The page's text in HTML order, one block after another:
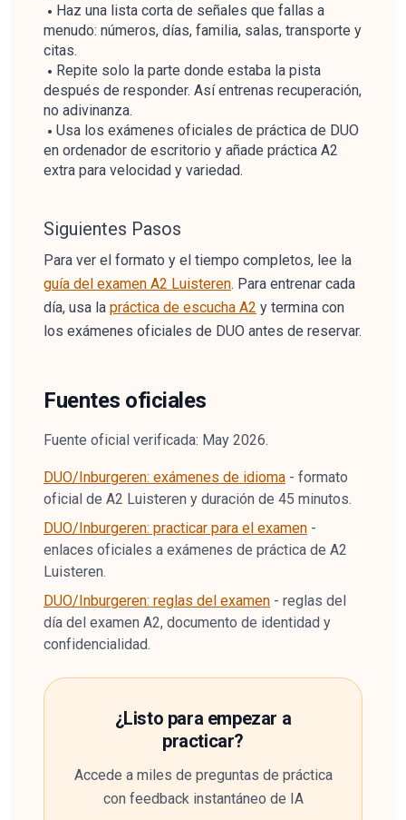
Haz una lista corta de señales que fallas a
menudo: números, días, familia, salas, transporte y
citas.
Repite solo la parte donde estaba la pista
después de responder. Así entrenas recuperación,
no adivinanza.
Usa los exámenes oficiales de práctica de DUO
en ordenador de escritorio y añade práctica A2
extra para velocidad y variedad.
Siguientes Pasos
Para ver el formato y el tiempo completos, lee la
guía del examen A2 Luisteren. Para entrenar cada
día, usa la práctica de escucha A2 y termina con
los exámenes oficiales de DUO antes de reservar.
Fuentes oficiales
Fuente oficial verificada: May 2026.
DUO/Inburgeren: exámenes de idioma - formato
oficial de A2 Luisteren y duración de 45 minutos.
DUO/Inburgeren: practicar para el examen -
enlaces oficiales a exámenes de práctica de A2
Luisteren.
DUO/Inburgeren: reglas del examen - reglas del
día del examen A2, documento de identidad y
confidencialidad.
¿Listo para empezar a
practicar?
Accede a miles de preguntas de práctica
con feedback instantáneo de IA